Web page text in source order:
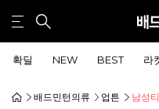
확딜 NEW BEST 라
배드민턴의류 업튼 남성